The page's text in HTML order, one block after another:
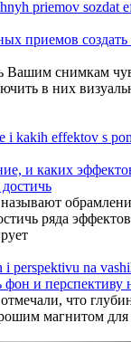
приемов создать
Вашим снимкам
в них
и каких
ряда
фон и
что
магнитом для